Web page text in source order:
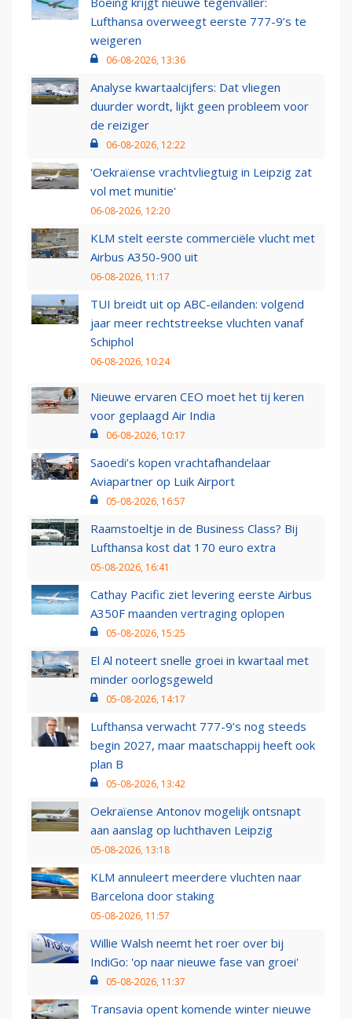
Lufthansa overweegt eerste 777-9’s te
weigeren
06-08-2026, 13:36
Analyse kwartaalcijfers: Dat vliegen
duurder wordt, lijkt geen probleem voor
de reiziger
06-08-2026, 12:22
'Oekraïense vrachtvliegtuig in Leipzig zat
vol met munitie'
06-08-2026, 12:20
KLM stelt eerste commerciële vlucht met
Airbus A350-900 uit
06-08-2026, 11:17
TUI breidt uit op ABC-eilanden: volgend
jaar meer rechtstreekse vluchten vanaf
Schiphol
06-08-2026, 10:24
Nieuwe ervaren CEO moet het tij keren
voor geplaagd Air India
06-08-2026, 10:17
Saoedi’s kopen vrachtafhandelaar
Aviapartner op Luik Airport
05-08-2026, 16:57
Raamstoeltje in de Business Class? Bij
Lufthansa kost dat 170 euro extra
05-08-2026, 16:41
Cathay Pacific ziet levering eerste Airbus
A350F maanden vertraging oplopen
05-08-2026, 15:25
El Al noteert snelle groei in kwartaal met
minder oorlogsgeweld
05-08-2026, 14:17
Lufthansa verwacht 777-9’s nog steeds
begin 2027, maar maatschappij heeft ook
plan B
05-08-2026, 13:42
Oekraïense Antonov mogelijk ontsnapt
aan aanslag op luchthaven Leipzig
05-08-2026, 13:18
KLM annuleert meerdere vluchten naar
Barcelona door staking
05-08-2026, 11:57
Willie Walsh neemt het roer over bij
IndiGo: 'op naar nieuwe fase van groei'
05-08-2026, 11:37
Transavia opent komende winter nieuwe